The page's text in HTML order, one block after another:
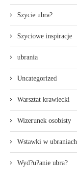
Szycie ubra?
Szyciowe inspiracje
ubrania
Uncategorized
Warsztat krawiecki
Wizerunek osobisty
Wstawki w ubraniach
Wyd?u?anie ubra?